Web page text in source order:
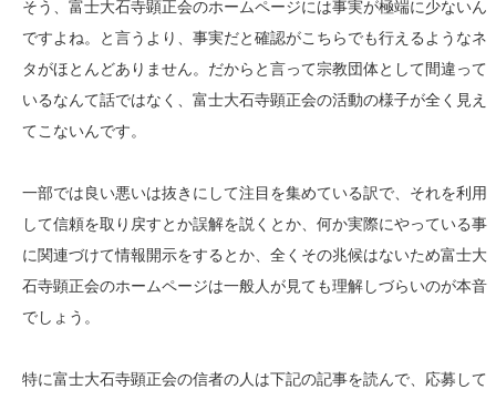
そう、富士大石寺顕正会のホームページには事実が極端に少ないん
ですよね。と言うより、事実だと確認がこちらでも行えるようなネ
タがほとんどありません。だからと言って宗教団体として間違って
いるなんて話ではなく、富士大石寺顕正会の活動の様子が全く見え
てこないんです。
一部では良い悪いは抜きにして注目を集めている訳で、それを利用
して信頼を取り戻すとか誤解を説くとか、何か実際にやっている事
に関連づけて情報開示をするとか、全くその兆候はないため富士大
石寺顕正会のホームページは一般人が見ても理解しづらいのが本音
でしょう。
特に富士大石寺顕正会の信者の人は下記の記事を読んで、応募して